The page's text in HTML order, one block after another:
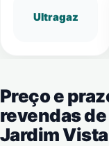
Ultragaz
Preço e
revendas
Jardim